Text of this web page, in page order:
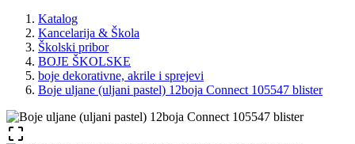
Katalog
Kancelarija & Škola
Školski pribor
BOJE ŠKOLSKE
boje dekorativne, akrile i sprejevi
Boje uljane (uljani pastel) 12boja Connect 105547 blister
